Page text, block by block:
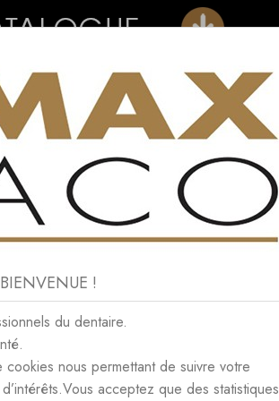
Contact Plan Du Site
CONTACT
!
du dentaire.
cookies nous permettant de suivre votre
acceptez que des statistiques